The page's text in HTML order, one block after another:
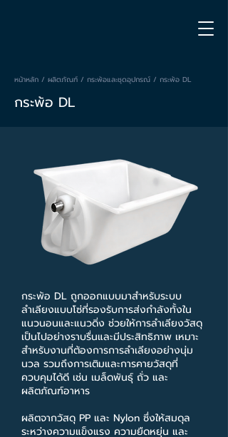
หน้าหลัก / ผลิตภัณฑ์ / กระพ้อและชุดอุปกรณ์ / กระพ้อ DL
กระพ้อ DL
กระพ้อ DL ถูกออกแบบมาสำหรับระบบ
ลำเลียงแบบโซ่ที่รองรับการส่งกำลังทั้งใน
แนวนอนและแนวดิ่ง ช่วยให้การลำเลียงวัสดุ
เป็นไปอย่างราบรื่นและมีประสิทธิภาพ เหมาะ
สำหรับงานที่ต้องการการลำเลียงอย่างนุ่ม
นวล รวมถึงการเติมและการคายวัสดุที่
ควบคุมได้ดี เช่น เมล็ดพันธุ์ ถั่ว และ
ผลิตภัณฑ์อาหาร
ผลิตจากวัสดุ PP และ Nylon ซึ่งให้สมดุล
ระหว่างความแข็งแรง ความยืดหยุ่น และ